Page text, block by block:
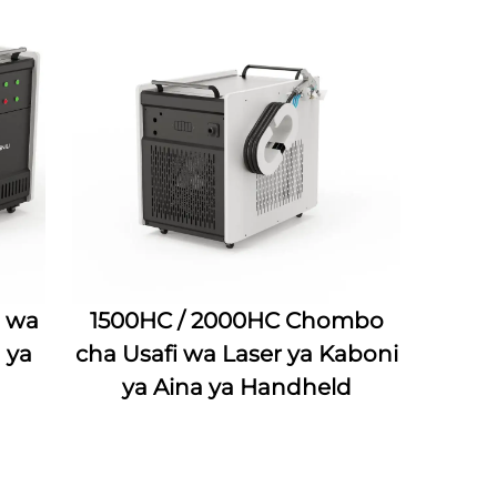
wa
ya
1500HC / 2000HC Chombo
cha Usafi wa Laser ya Kaboni
ya Aina ya Handheld